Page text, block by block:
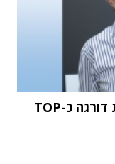
מחקר STKI השנתי: וואן טכנולוגיות דורגה כ-TOP